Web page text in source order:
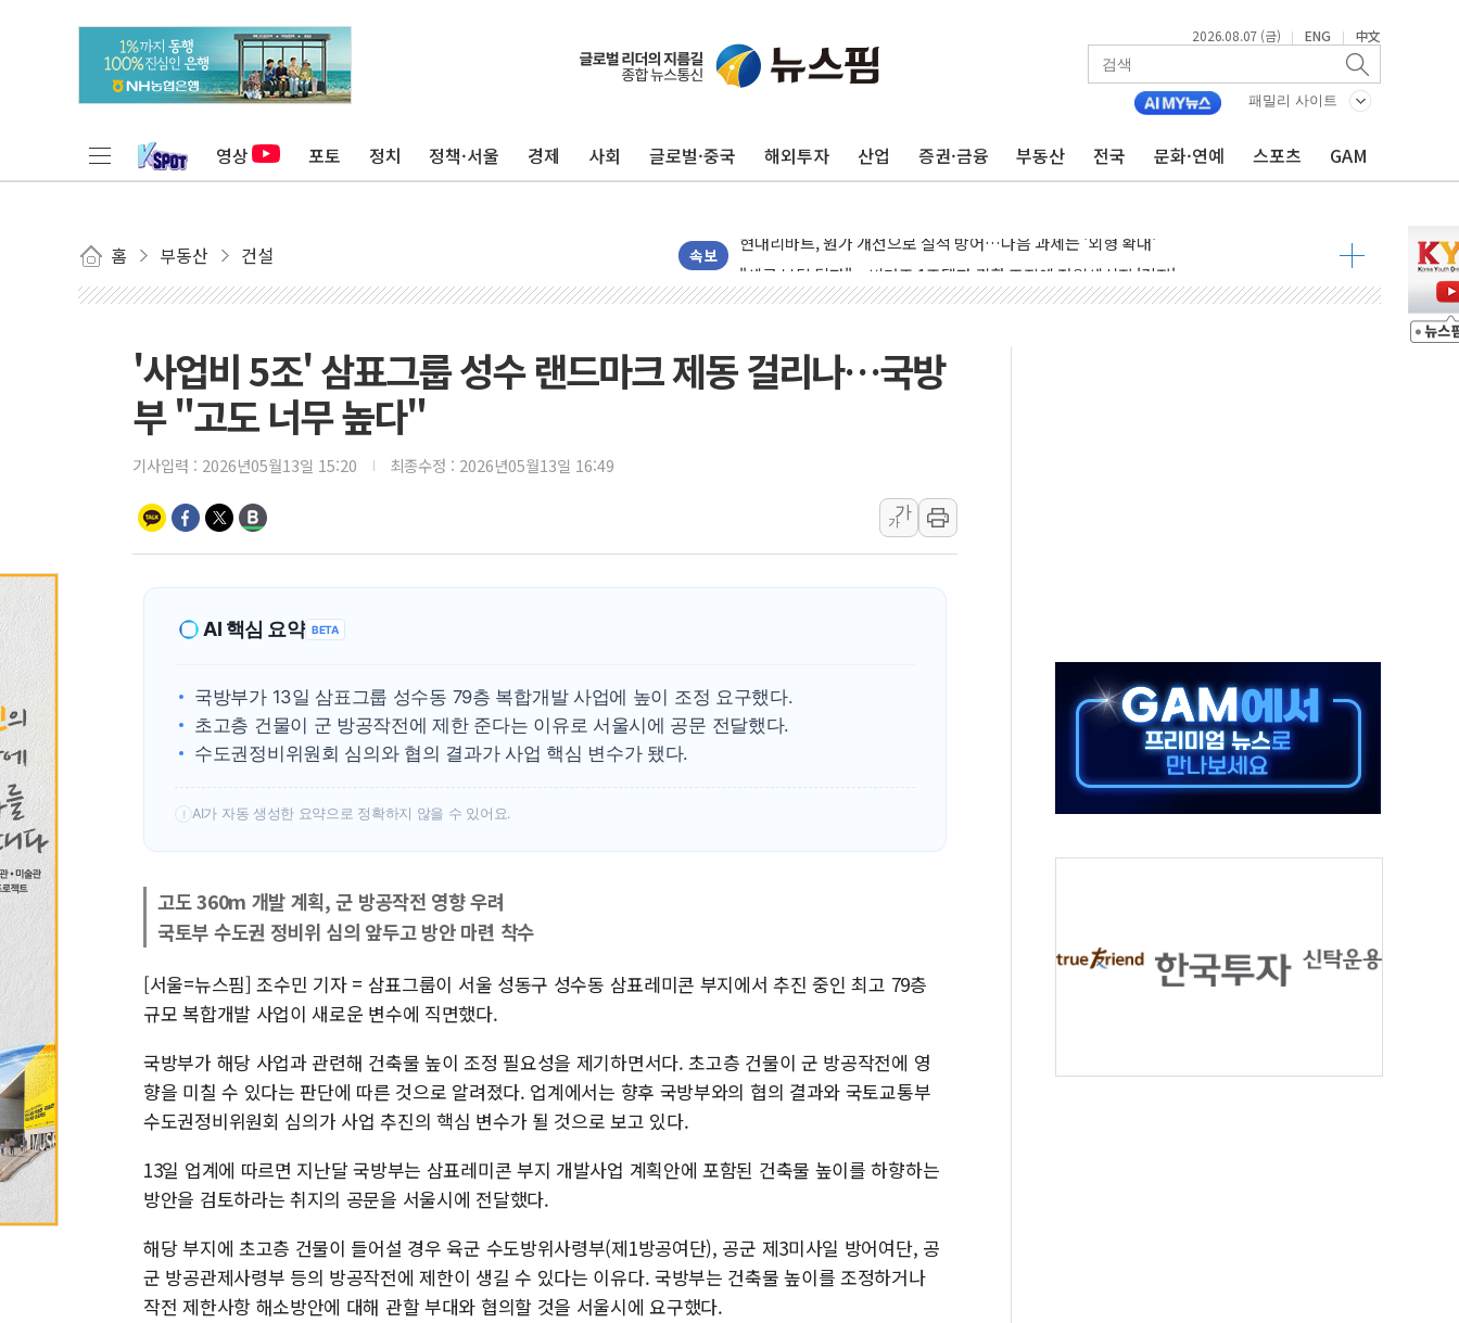
2026.08.07 (금) | ENG | 中文
패밀리 사이트
영상 포토 정치 정책·서울 경제 사회 글로벌·중국 해외투자 산업 증권·금융 부동산 전국 문화·연예 스포츠 GAM
홈 부동산 건설 속보
트럼프, '원정출산 시민권 차단' 행정명령 서명…출생시민권 제한 재시동
트럼프 "이란전 조만간 끝날 것"…군수품 부족설 일축 "막대한 무기 보유"
"세금 부담 덜자"…비거주 1주택자 귀환 조짐에 전월세시장 '긴장'
세금 부담 커진 고가 1주택자…맞교환·재매수·다운사이징 '저울질'
뉴욕증시, 유가·금리 부담에 하락…다우 5거래일 랠리 '마침표'
이란, 오만과 호르무즈 해협 재개방 합의 막바지.."美와 직접 협상 없어"
[오늘의 국회일정] 상임위·세미나·기자회견·주요 정당 - 8월 7일
이란, 美·이스라엘 선박 호르무즈 통항 제한 추진…美 "통행 막을 권한 없어"
뉴욕증시 개장 전 특징주...모더나·아이온큐·도어대시↑ VS 샌디스크·피그마·앱러빈↓
김정관 장관 "영업이익 N% 성과급 반대…상법·자본시장법 개정 논의"
뉴욕증시 프리뷰, 미 주가선물 AI주 차익실현 속 혼조세...웨스턴디지털·샌디스크↓
청와대, 북한 단거리 탄도미사일 발사에 긴급 안보 점검회의
'사업비 5조' 삼표그룹 성수 랜드마크 제동 걸리나…국방
부 "고도 너무 높다"
기사입력 : 2026년05월13일 15:20 최종수정 : 2026년05월13일 16:49
가
가
AI 핵심 요약 BETA
국방부가 13일 삼표그룹 성수동 79층 복합개발 사업에 높이 조정 요구했다.
초고층 건물이 군 방공작전에 제한 준다는 이유로 서울시에 공문 전달했다.
수도권정비위원회 심의와 협의 결과가 사업 핵심 변수가 됐다.
! AI가 자동 생성한 요약으로 정확하지 않을 수 있어요.
고도 360m 개발 계획, 군 방공작전 영향 우려
국토부 수도권 정비위 심의 앞두고 방안 마련 착수
[서울=뉴스핌] 조수민 기자 = 삼표그룹이 서울 성동구 성수동 삼표레미콘 부지에서 추진 중인 최고 79층
규모 복합개발 사업이 새로운 변수에 직면했다.
국방부가 해당 사업과 관련해 건축물 높이 조정 필요성을 제기하면서다. 초고층 건물이 군 방공작전에 영
향을 미칠 수 있다는 판단에 따른 것으로 알려졌다. 업계에서는 향후 국방부와의 협의 결과와 국토교통부
수도권정비위원회 심의가 사업 추진의 핵심 변수가 될 것으로 보고 있다.
13일 업계에 따르면 지난달 국방부는 삼표레미콘 부지 개발사업 계획안에 포함된 건축물 높이를 하향하는
방안을 검토하라는 취지의 공문을 서울시에 전달했다.
해당 부지에 초고층 건물이 들어설 경우 육군 수도방위사령부(제1방공여단), 공군 제3미사일 방어여단, 공
군 방공관제사령부 등의 방공작전에 제한이 생길 수 있다는 이유다. 국방부는 건축물 높이를 조정하거나
작전 제한사항 해소방안에 대해 관할 부대와 협의할 것을 서울시에 요구했다.